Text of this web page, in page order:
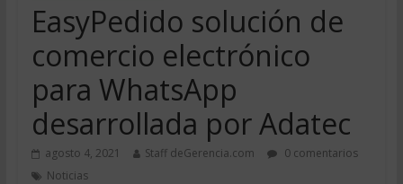
EasyPedido solución de
comercio electrónico
para WhatsApp
desarrollada por Adatec
agosto 4, 2021 Staff deGerencia.com
0 comentarios
Noticias